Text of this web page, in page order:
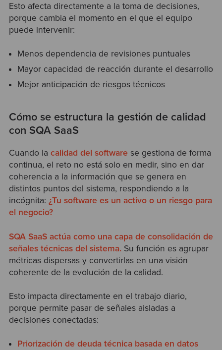
Esto afecta directamente a la toma de decisiones,
porque cambia el momento en el que el equipo
puede intervenir:
Menos dependencia de revisiones puntuales
Mayor capacidad de reacción durante el desarrollo
Mejor anticipación de riesgos técnicos
Cómo se estructura la gestión de calidad
con SQA SaaS
Cuando la calidad del software se gestiona de forma
continua, el reto no está solo en medir, sino en dar
coherencia a la información que se genera en
distintos puntos del sistema, respondiendo a la
incógnita: ¿Tu software es un activo o un riesgo para
el negocio?
SQA SaaSactúa como una capa de consolidación de
señales técnicas del sistema.Su función es agrupar
métricas dispersas y convertirlas en una visión
coherente de la evolución de la calidad.
Esto impacta directamente en el trabajo diario,
porque permite pasar de señales aisladas a
decisiones conectadas:
Priorización de deuda técnica basada en datos